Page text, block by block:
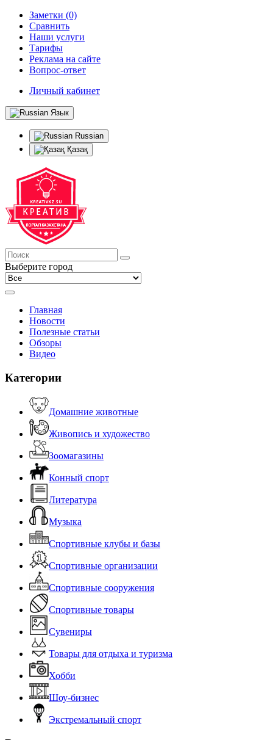
Заметки (0)
Сравнить
Наши услуги
Тарифы
Реклама на сайте
Вопрос-ответ
Личный кабинет
Язык
Russian
Қазақ
Выберите город
Главная
Новости
Полезные статьи
Обзоры
Видео
Категории
Домашние животные
Живопись и художество
Зоомагазины
Конный спорт
Литература
Музыка
Спортивные клубы и базы
Спортивные организации
Спортивные сооружения
Спортивные товары
Сувениры
Товары для отдыха и туризма
Хобби
Шоу-бизнес
Экстремальный спорт